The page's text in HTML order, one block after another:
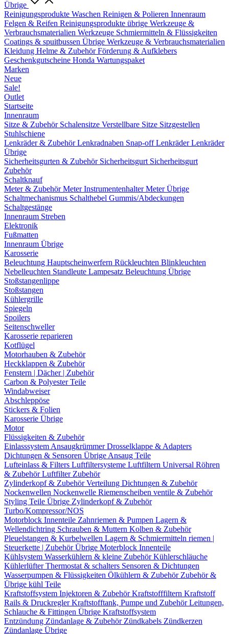
Übrige
Reinigungsprodukte Waschen Reinigen & Polieren Innenraum
Felgen & Reifen Reinigungsprodukte übrige Werkzeuge &
Verbrauchsmaterialien Werkzeuge Schmiermitteln & Flüssigkeiten
Coatings & spuitbussen Übrige Werkzeuge & Verbrauchsmaterialien
Kleidung Helme & ZubehörFörderung & Aufklebers
Geschenkgutscheine Honda Wartungspaket
Marken
Neue
Sale!
Outlet
Startseite
Innenraum
Sitze & Zubehör Schalensitze Verstellbare Sitze Sitzgestellen
Stuhlschiene
Lenkräder & ZubehörLenkradnaben Snap-offLenkräderLenkräder
Übrige
Sicherheitsgurten & Zubehör Sicherheitsgurt Sicherheitsgurt
Zubehör
Schaltknauf
Meter & ZubehörMeterInstrumentenhalterMeter Übrige
Schaltmechanismus Schalthebel Gummis/Abdeckungen
Schaltgestänge
Innenraum Streben
Elektronik
Fußmatten
Innenraum Übrige
Karosserie
Beleuchtung Hauptscheinwerfern Rückleuchten Blinkleuchten
Nebelleuchten Standleute Lampesatz Beleuchtung Übrige
Stoßstangenlippe
Stoßstangen
Kühlergrille
Spiegeln
Spoilers
Seitenschweller
Karosserie reparieren
Kotflügel
Motorhauben & Zubehör
Heckklappen & Zubehör
Fenstern | Dächer | Zubehör
Carbon & Polyester Teile
Windabweiser
Abschleppöse
Stickers & Folien
Karosserie Übrige
Motor
Flüssigkeiten & Zubehör
Einlasssystem AnsaugkrümmerDrosselklappe & Adapters
Dichtungen & Sensoren Übrige Ansaug Teile
Lufteinlass & Filters Luftfiltersysteme Luftfiltern Universal Röhren
& ZubehörLuftfilter Zubehör
Zylinderkopf & ZubehörVerteilung Dichtungen & Zubehör
Nockenwellen Nockenwelle Riemenscheiben ventile & Zubehör
Styling Teile Übrige Zylinderkopf & Zubehör
Turbo/Kompressor/NOS
Motorblock Innenteile Zahnriemen & Pumpen Lagern &
Wellendichtring Schrauben & Muttern Kolben & Zubehör
Pleuelstangen & Kurbelwellen Lagern & Schmiermitteln riemen |
Steuerkette | ZubehörÜbrige Moterblock Innenteile
Kühlsystem Wasserkühlern & kleine ZubehörKühlerschläuche
KühlerlüfterThermostat & schalters Sensoren & Dichtungen
Wasserpumpen & Flüssigkeiten Ölkühlern & Zubehör Zubehör &
Übrige kühl Teile
Kraftstoffsystem Injektoren & ZubehörKraftstofffiltern Kraftstoff
Rails & DruckreglerKraftstofftank, Pumpe und ZubehörLeitungen,
Schlauche & Fittingen Übrige Kraftstoffsystem
Entzündung Zündanlage & Zubehör Zündkabels Zündkerzen
Zündanlage Übrige